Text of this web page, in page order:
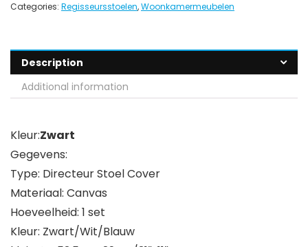
Categories: Regisseursstoelen,Woonkamermeubelen
Description
Additional information
Kleur:Zwart
Gegevens:
Type: Directeur Stoel Cover
Materiaal: Canvas
Hoeveelheid: 1 set
Kleur: Zwart/Wit/Blauw